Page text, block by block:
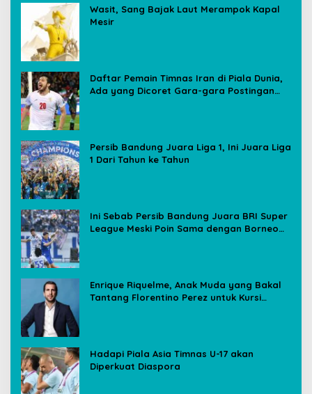
Wasit, Sang Bajak Laut Merampok Kapal
Mesir
Daftar Pemain Timnas Iran di Piala Dunia,
Ada yang Dicoret Gara-gara Postingan
Persib Bandung Juara Liga 1, Ini Juara Liga
1 Dari Tahun ke Tahun
Ini Sebab Persib Bandung Juara BRI Super
League Meski Poin Sama dengan Borneo
Enrique Riquelme, Anak Muda yang Bakal
Tantang Florentino Perez untuk Kursi
Hadapi Piala Asia Timnas U-17 akan
Diperkuat Diaspora